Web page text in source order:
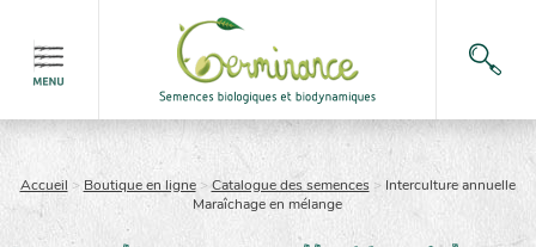
Accueil > Boutique en ligne> Catalogue des semences> Interculture annuelle
Maraîchage en mélange